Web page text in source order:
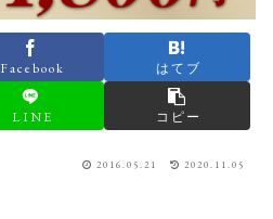
Facebook はてブ
LINE コピー
2016.05.21 2020.11.05